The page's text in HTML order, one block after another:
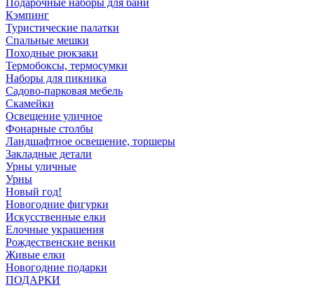
Подарочные наборы для бани
Кэмпинг
Туристические палатки
Спальные мешки
Походные рюкзаки
Термобоксы, термосумки
Наборы для пикника
Садово-парковая мебель
Скамейки
Освещение уличное
Фонарные столбы
Ландшафтное освещение, торшеры
Закладные детали
Урны уличные
Урны
Новый год!
Новогодние фигурки
Искусственные елки
Елочные украшения
Рождественские венки
Живые елки
Новогодние подарки
ПОДАРКИ